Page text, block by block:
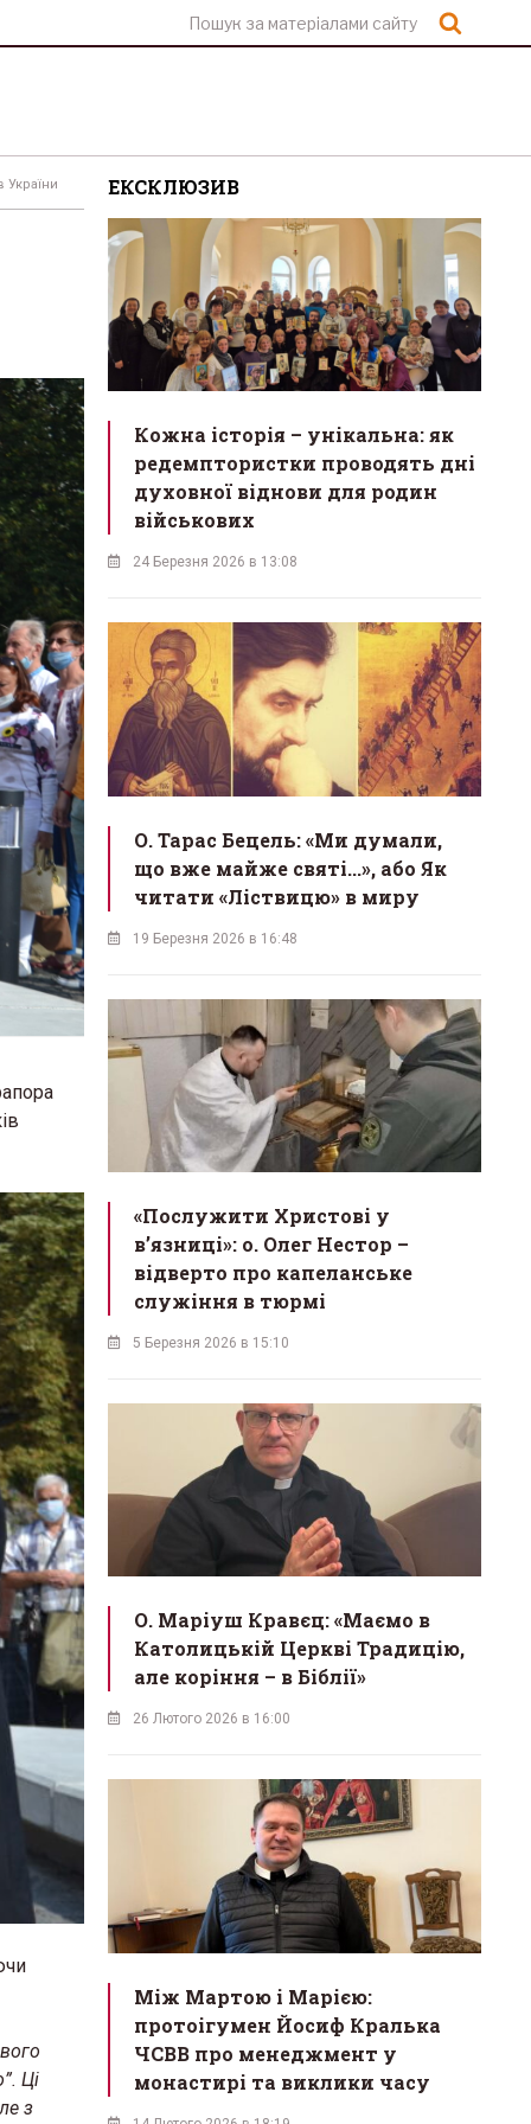
України
Ці
з
ЕКСКЛЮЗИВ
Кожна історія – унікальна: як
редемптористки проводять дні
духовної віднови для родин
військових
24 Березня 2026 в 13:08
О. Тарас Бецель: «Ми думали,
що вже майже святі...», або Як
читати «Ліствицю» в миру
19 Березня 2026 в 16:48
«Послужити Христові у
вʼязниці»: о. Олег Нестор –
відверто про капеланське
служіння в тюрмі
5 Березня 2026 в 15:10
О. Маріуш Кравєц: «Маємо в
Католицькій Церкві Традицію,
але коріння – в Біблії»
26 Лютого 2026 в 16:00
Між Мартою і Марією:
протоігумен Йосиф Кралька
ЧСВВ про менеджмент у
монастирі та виклики часу